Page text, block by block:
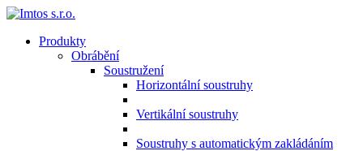
Produkty
Obrábění
Soustružení
Horizontální soustruhy
Vertikální soustruhy
Soustruhy s automatickým zakládáním